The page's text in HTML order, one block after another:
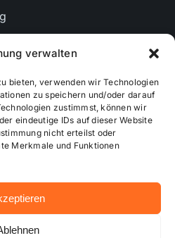
verwalten
bieten, verwenden wir Technologien
zu speichern und/oder darauf
zustimmst, können wir
eindeutige IDs auf dieser Website
nicht erteilst oder
Merkmale und Funktionen
...online besser informiert!